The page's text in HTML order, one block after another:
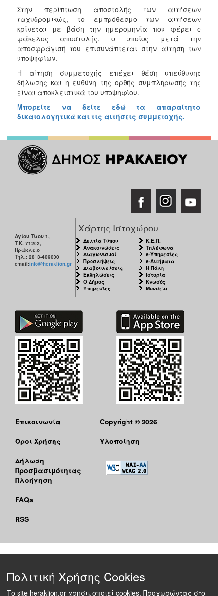
Στην περίπτωση αποστολής των αιτήσεων
ταχυδρομικώς, το εμπρόθεσμο των αιτήσεων
κρίνεται με βάση την ημερομηνία που φέρει ο
φάκελος αποστολής, ο οποίος μετά την
αποσφράγισή του επισυνάπτεται στην αίτηση των
υποψηφίων.
Η αίτηση συμμετοχής επέχει θέση υπεύθυνης
δήλωσης και η ευθύνη της ορθής συμπλήρωσής της
είναι αποκλειστικά του υποψηφίου.
Μπορείτε να δείτε εδώ τα απαραίτητα
δικαιολογητικά και τις αιτήσεις συμμετοχής.
Αγίου Τίτου 1,
Τ.Κ. 71202,
Ηράκλειο
Τηλ.: 2813-409000
email:info@heraklion.gr
Χάρτης Ιστοχώρου
Δελτία Τύπου
Ανακοινώσεις
Διαγωνισμοί
Προσλήψεις
Διαβουλεύσεις
Εκδηλώσεις
Ο Δήμος
Υπηρεσίες
Κ.Ε.Π.
Τηλέφωνα
e-Υπηρεσίες
e-Αιτήματα
Η Πόλη
Ιστορία
Κνωσός
Μουσεία
Επικοινωνία
Όροι Χρήσης
Δήλωση
Προσβασιμότητας
Πλοήγηση
FAQs
RSS
Copyright © 2026
Υλοποίηση
Πολιτική Χρήσης Cookies
Το site heraklion.gr χρησιμοποιεί cookies. Προχωρώντας στο